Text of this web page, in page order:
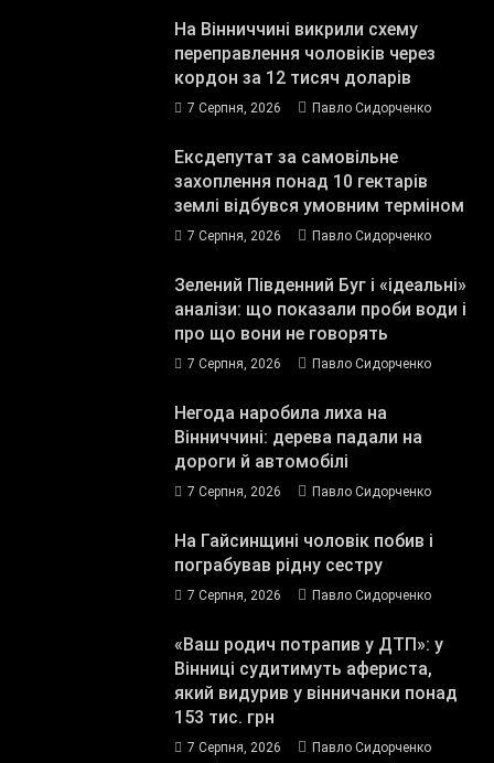
На Вінниччині викрили схему
переправлення чоловіків через
кордон за 12 тисяч доларів
7 Серпня, 2026 Павло Сидорченко
Ексдепутат за самовільне
захоплення понад 10 гектарів
землі відбувся умовним терміном
7 Серпня, 2026 Павло Сидорченко
Зелений Південний Буг і «ідеальні»
аналізи: що показали проби води і
про що вони не говорять
7 Серпня, 2026 Павло Сидорченко
Негода наробила лиха на
Вінниччині: дерева падали на
дороги й автомобілі
7 Серпня, 2026 Павло Сидорченко
На Гайсинщині чоловік побив і
пограбував рідну сестру
7 Серпня, 2026 Павло Сидорченко
«Ваш родич потрапив у ДТП»: у
Вінниці судитимуть афериста,
який видурив у вінничанки понад
153 тис. грн
7 Серпня, 2026 Павло Сидорченко